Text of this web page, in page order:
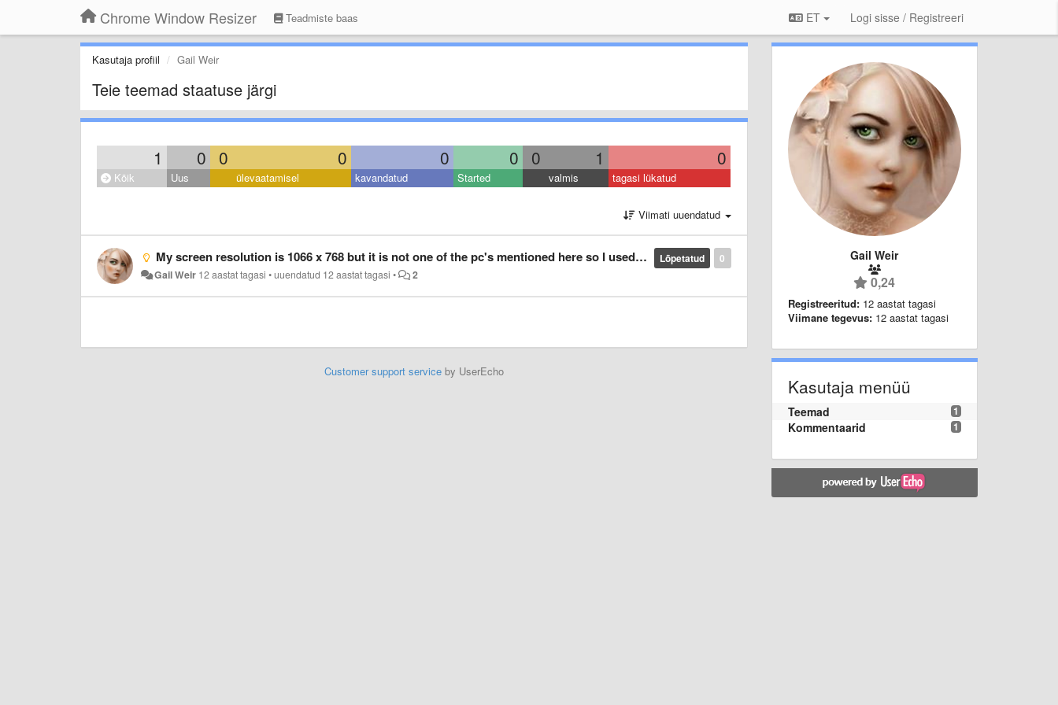
Chrome Window Resizer Teadmiste baas ET Logi sisse / Registreeri
Kasutaja profiil Gail Weir
Teie teemad staatuse järgi
1 0 0 0 0 0 0 1 0
Kõik Uus ülevaatamisel kavandatud Started valmis tagasi lükatud
Viimati uuendatud
0
Lõpetatud
My screen resolution is 1066 x 768 but it is not one of the pc's mentioned here so I used the tablet of the same resolution. Now the screen pic is slightly oversized , off-center but with clearance at the top. What can I do?
Gail Weir 12 aastat tagasi •uuendatud 12 aastat tagasi • 2
Customer support serviceby UserEcho
Gail Weir
0,24
Registreeritud: 12 aastat tagasi
Viimane tegevus: 12 aastat tagasi
Kasutaja menüü
1
Teemad
1
Kommentaarid